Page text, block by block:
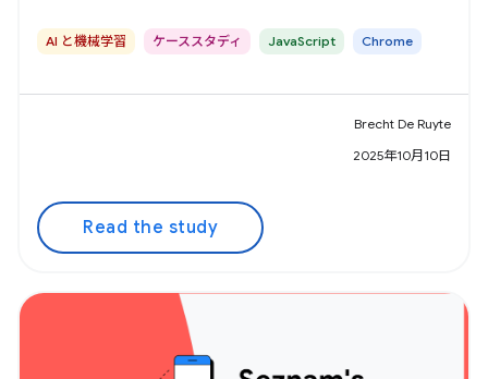
AI と機械学習 ケーススタディ JavaScript Chrome
Brecht De Ruyte
2025年10月10日
Read the study